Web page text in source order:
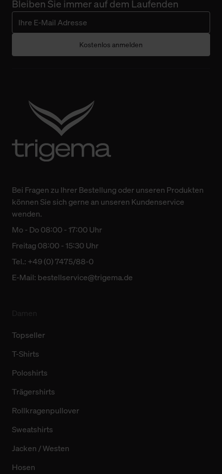
Weitere Informationen über Cookies und Web-
Technologien sowie die Nutzung Ihrer persönlichen Daten
finden Sie in unserer Datenschutzerklärung.
Bleiben Sie immer auf dem Laufenden
Kostenlos anmelden
Bei Fragen zu Ihrer Bestellung oder unseren Produkten
können Sie sich gerne an unseren Kundenservice
wenden.
Mo - Do 08:00 - 17:00 Uhr
Freitag 08:00 - 15:30 Uhr
Tel.: +49 (0) 7475/88-0
E-Mail: bestellservice@trigema.de
Topseller
T-Shirts
Poloshirts
Trägershirts
Rollkragenpullover
Sweatshirts
Jacken / Westen
Hosen